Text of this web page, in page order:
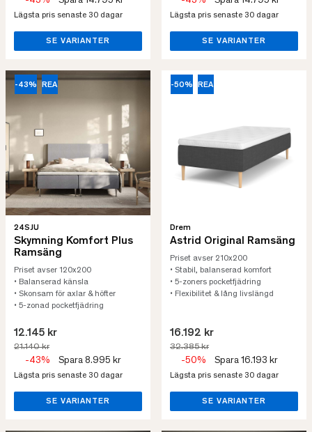
Lägsta pris senaste 30 dagar
SE VARIANTER
Lägsta pris senaste 30 dagar
SE VARIANTER
-43% REA
24SJU
Skymning Komfort Plus
Ramsäng
Priset avser 120x200
• Balanserad känsla
• Skonsam för axlar & höfter
• 5-zonad pocketfjädring
12.145 kr
21.140 kr
-43% Spara 8.995 kr
Lägsta pris senaste 30 dagar
SE VARIANTER
-50% REA
Drem
Astrid Original Ramsäng
Priset avser 210x200
• Stabil, balanserad komfort
• 5-zoners pocketfjädring
• Flexibilitet & lång livslängd
16.192 kr
32.385 kr
-50% Spara 16.193 kr
Lägsta pris senaste 30 dagar
SE VARIANTER